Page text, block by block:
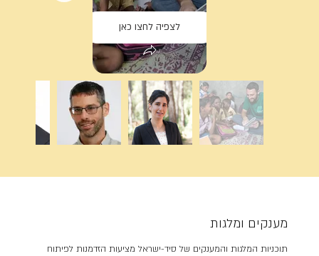
לצפיה לחצו כאן
מענקים ומלגות
תוכניות המלגות והמענקים של סיד-ישראל מציעות הזדמנות לפיתוח